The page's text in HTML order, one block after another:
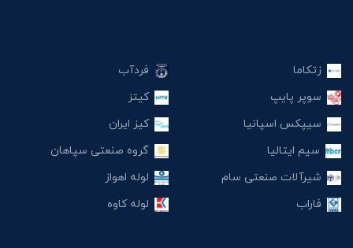
زتکاما
سوپر پایپ
سیپکس اسپانیا
سیم ایتالیا
شیرآلات صنعتی سام
فاراب
فردآب
کیتز
کیز ایران
گروه صنعتی سپاهان
لوله اهواز
لوله کاوه